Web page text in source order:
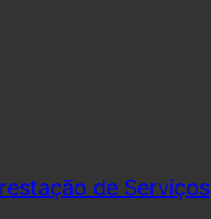
de Serviços